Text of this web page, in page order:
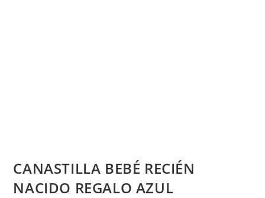
CANASTILLA BEBÉ RECIÉN
NACIDO REGALO AZUL